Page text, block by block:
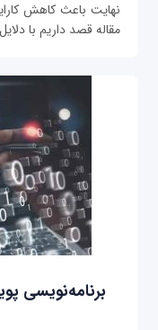
نهایت باعث کاهش
مقاله قصد داریم با